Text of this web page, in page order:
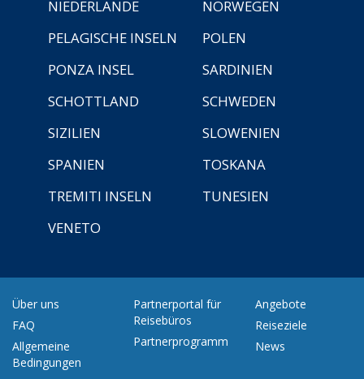
NIEDERLANDE
NORWEGEN
PELAGISCHE INSELN
POLEN
PONZA INSEL
SARDINIEN
SCHOTTLAND
SCHWEDEN
SIZILIEN
SLOWENIEN
SPANIEN
TOSKANA
TREMITI INSELN
TUNESIEN
VENETO
Über uns
FAQ
Allgemeine
Bedingungen
Partnerportal für
Reisebüros
Partnerprogramm
Angebote
Reiseziele
News